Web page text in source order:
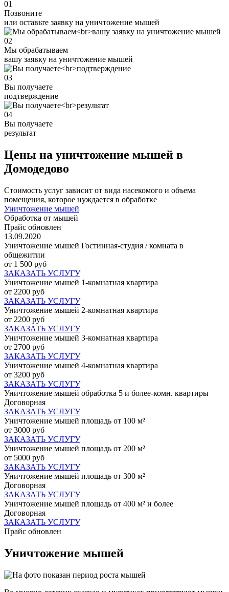
01
Позвоните
или оставьте заявку на уничтожение мышей
02
Мы обрабатываем
вашу заявку на уничтожение мышей
03
Вы получаете
подтверждение
04
Вы получаете
результат
Цены на уничтожение мышей в
Домодедово
Стоимость услуг зависит от вида насекомого и объема
помещения, которое нуждается в обработке
Уничтожение мышей
Обработка от мышей
Прайс обновлен
13.09.2020
Уничтожение мышей Гостинная-студия / комната в
общежитии
от 1 500 руб
ЗАКАЗАТЬ УСЛУГУ
Уничтожение мышей 1-комнатная квартира
от 2200 руб
ЗАКАЗАТЬ УСЛУГУ
Уничтожение мышей 2-комнатная квартира
от 2200 руб
ЗАКАЗАТЬ УСЛУГУ
Уничтожение мышей 3-комнатная квартира
от 2700 руб
ЗАКАЗАТЬ УСЛУГУ
Уничтожение мышей 4-комнатная квартира
от 3200 руб
ЗАКАЗАТЬ УСЛУГУ
Уничтожение мышей обработка 5 и более-комн. квартиры
Договорная
ЗАКАЗАТЬ УСЛУГУ
Уничтожение мышей площадь от 100 м²
от 3000 руб
ЗАКАЗАТЬ УСЛУГУ
Уничтожение мышей площадь от 200 м²
от 5000 руб
ЗАКАЗАТЬ УСЛУГУ
Уничтожение мышей площадь от 300 м²
Договорная
ЗАКАЗАТЬ УСЛУГУ
Уничтожение мышей площадь от 400 м² и более
Договорная
ЗАКАЗАТЬ УСЛУГУ
Прайс обновлен
Уничтожение мышей